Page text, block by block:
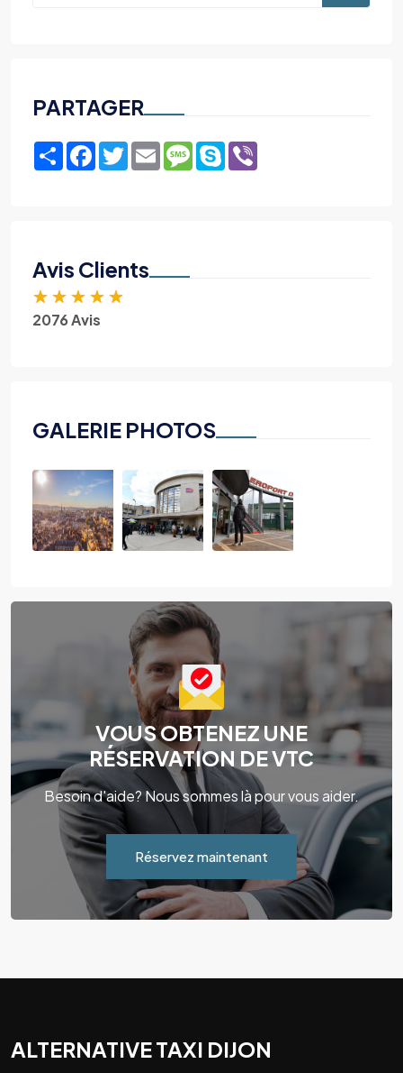
PARTAGER
ShareFacebook
TwitterEmailMessage
Skype
Avis Clients
★ ★ ★ ★ ★
2076 Avis
GALERIE PHOTOS
VOUS OBTENEZ UNE
RÉSERVATION DE VTC
Besoin d'aide? Nous sommes là pour vous aider.
Réservez maintenant
ALTERNATIVE TAXI DIJON